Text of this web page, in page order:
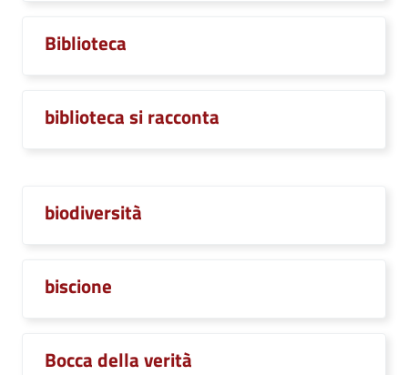
Biblioteca
biblioteca si racconta
biodiversità
biscione
Bocca della verità